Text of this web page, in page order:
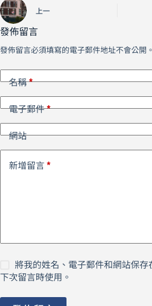
上一
發佈留言
發佈留言必須填寫的電子郵件地址不會公開。
名稱*
電子郵件*
網站
新增留言 *
將我的姓名、電子郵件和網站保存
下次留言時使用。